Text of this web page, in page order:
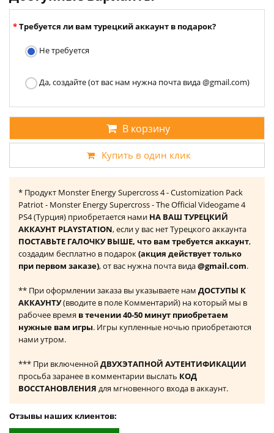
Требуется ли вам турецкий аккаунт в подарок?
Не требуется
Да, создайте (от вас нам нужна почта вида @gmail.com)
В корзину
Купить в один клик
* Продукт Monster Energy Supercross 4 - Customization Pack
Patriot - Monster Energy Supercross - The Official Videogame 4
PS4 (Турция) приобретается нами НА ВАШ ТУРЕЦКИЙ
АККАУНТ PLAYSTATION, если у вас нет Турецкого аккаунта
ПОСТАВЬТЕ ГАЛОЧКУ ВЫШЕ, что вам требуется аккаунт,
создадим бесплатно в подарок(акция действует только
при первом заказе), от вас нужна почта вида@gmail.com.
** При оформлении заказа вы указываете нам ДОСТУПЫ К
АККАУНТУ(вводите в поле Комментарий) на который мы в
рабочее время в течении 40-50 минут приобретаем
нужные вам игры. Игры купленные ночью приобретаются
нами утром.
*** При включеннойДВУХЭТАПНОЙ АУТЕНТИФИКАЦИИ
просьба заранее в комментарии выслать КОД
ВОССТАНОВЛЕНИЯ для мгновенного входа в аккаунт.
Отзывы наших клиентов: